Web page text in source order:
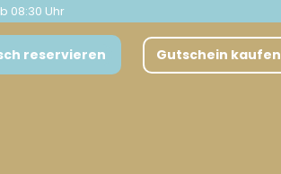
08:30 Uhr
reservieren Gutschein kaufen